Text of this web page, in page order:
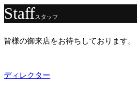
Staffスタッフ
皆様の御来店をお待ちしております。
ディレクター